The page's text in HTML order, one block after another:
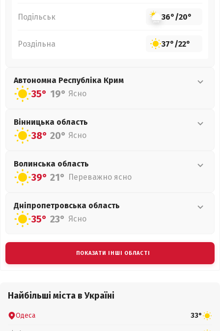
Подільськ 36°/20°
Роздільна 37°/22°
Автономна Республіка Крим
35° 19° Ясно
Вінницька область
38° 20° Ясно
Волинська область
39° 21° Переважно ясно
Дніпропетровська область
35° 23° Ясно
ПОКАЗАТИ ІНШІ ОБЛАСТІ
Найбільші міста в Україні
Одеса 33°